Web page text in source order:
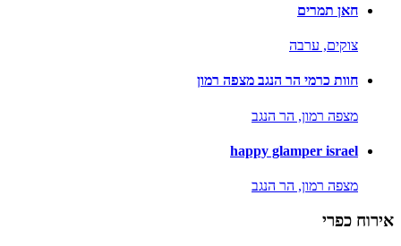
חאן תמרים
צוקים, ערבה
חוות כרמי הר הנגב מצפה רמון
מצפה רמון, הר הנגב
happy glamper israel
מצפה רמון, הר הנגב
אירוח כפרי